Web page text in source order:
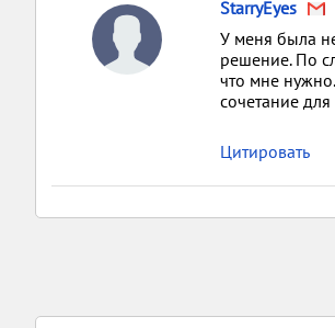
StarryEyes
У меня была
решение. По
что мне
сочетание
Цитировать